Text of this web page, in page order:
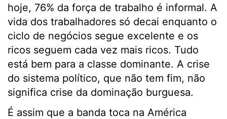
hoje, 76% da força de trabalho é informal. A
vida dos trabalhadores só decai enquanto o
ciclo de negócios segue excelente e os
ricos seguem cada vez mais ricos. Tudo
está bem para a classe dominante. A crise
do sistema político, que não tem fim, não
significa crise da dominação burguesa.
É assim que a banda toca na América